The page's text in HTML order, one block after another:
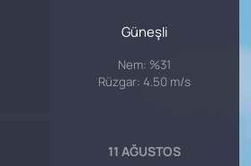
Güneşli
Nem: %31
Rüzgar: 4.50 m/s
11 AĞUSTOS